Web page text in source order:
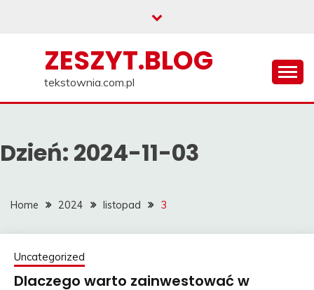
ZESZYT.BLOG
tekstownia.com.pl
Dzień: 2024-11-03
Home 2024 listopad 3
Uncategorized
Dlaczego warto zainwestować w